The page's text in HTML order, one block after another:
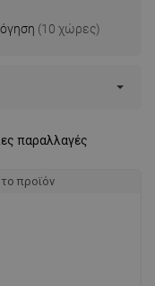
(10 χώρες)
παραλλαγές
προϊόν